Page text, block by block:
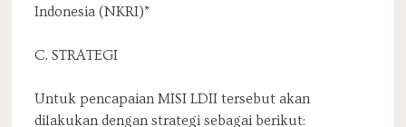
Indonesia (NKRI)”
C. STRATEGI
Untuk pencapaian MISI LDII tersebut akan
dilakukan dengan strategi sebagai berikut: